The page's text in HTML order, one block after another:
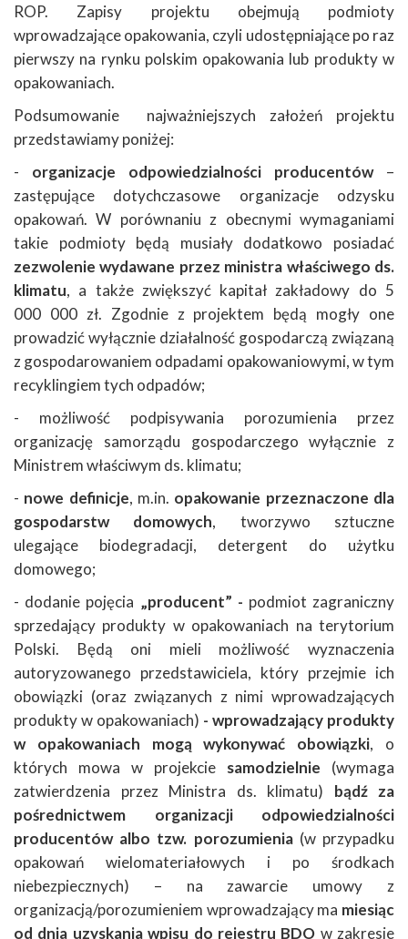
ROP. Zapisy projektu obejmują podmioty
wprowadzające opakowania, czyli udostępniające po raz
pierwszy na rynku polskim opakowania lub produkty w
opakowaniach.
Podsumowanie najważniejszych założeń projektu
przedstawiamy poniżej:
- organizacje odpowiedzialności producentów–
zastępujące dotychczasowe organizacje odzysku
opakowań. W porównaniu z obecnymi wymaganiami
takie podmioty będą musiały dodatkowo posiadać
zezwolenie wydawane przez ministra właściwego ds.
klimatu, a także zwiększyć kapitał zakładowy do 5
000 000 zł. Zgodnie z projektem będą mogły one
prowadzić wyłącznie działalność gospodarczą związaną
z gospodarowaniem odpadami opakowaniowymi, w tym
recyklingiem tych odpadów;
- możliwość podpisywania porozumienia przez
organizację samorządu gospodarczego wyłącznie z
Ministrem właściwym ds. klimatu;
- nowe definicje, m.in. opakowanie przeznaczone dla
gospodarstw domowych, tworzywo sztuczne
ulegające biodegradacji, detergent do użytku
domowego;
- dodanie pojęcia „producent” - podmiot zagraniczny
sprzedający produkty w opakowaniach na terytorium
Polski. Będą oni mieli możliwość wyznaczenia
autoryzowanego przedstawiciela, który przejmie ich
obowiązki (oraz związanych z nimi wprowadzających
produkty w opakowaniach) - wprowadzający produkty
w opakowaniach mogą wykonywać obowiązki, o
których mowa w projekcie samodzielnie (wymaga
zatwierdzenia przez Ministra ds. klimatu) bądź za
pośrednictwem organizacji odpowiedzialności
producentów albo tzw. porozumienia(w przypadku
opakowań wielomateriałowych i po środkach
niebezpiecznych) – na zawarcie umowy z
organizacją/porozumieniem wprowadzający ma miesiąc
od dnia uzyskania wpisu do rejestru BDO w zakresie